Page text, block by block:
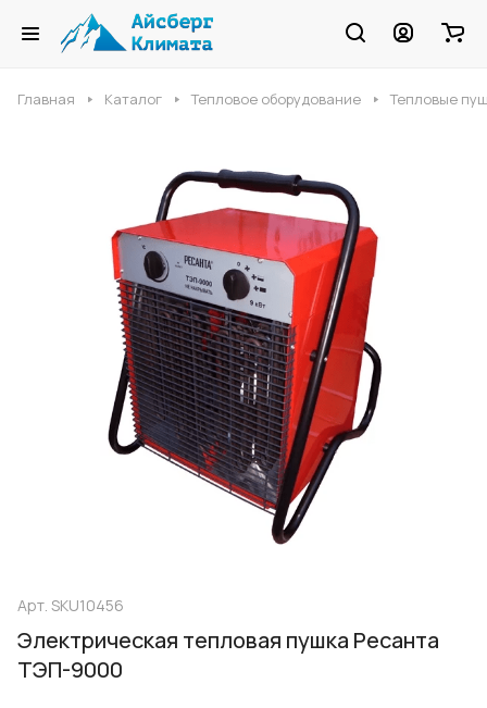
Главная Каталог Тепловое оборудование Тепловые
Арт. SKU10456
Электрическая тепловая пушка Ресанта
ТЭП-9000